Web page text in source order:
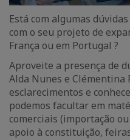
Está com algumas
com o seu projeto de
França ou em Portugal ?
Aproveite a presença de
Alda Nunes e
esclarecimentos e
podemos facultar em
comerciais (importação
apoio à constituição,